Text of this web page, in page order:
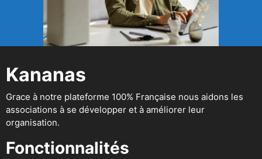
Kananas
Grace à notre plateforme 100% Française nous aidons les
associations à se développer et à améliorer leur
organisation.
Fonctionnalités